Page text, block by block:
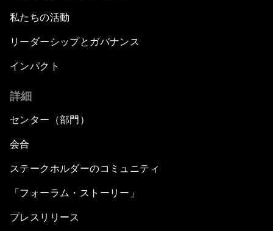
私たちの活動
リーダーシップとガバナンス
インパクト
詳細
センター（部門）
会合
ステークホルダーのコミュニティ
「フォーラム・ストーリー」
プレスリリース